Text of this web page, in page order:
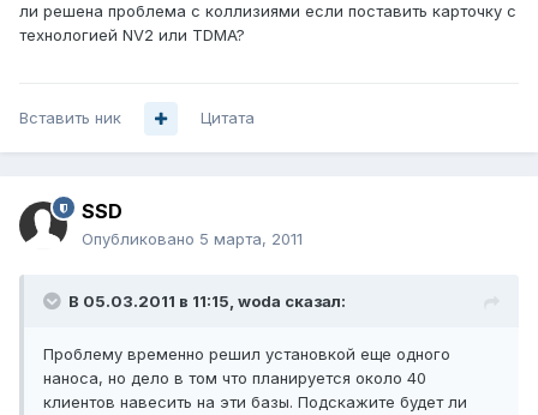
ли решена проблема с коллизиями если поставить карточку с
технологией NV2 или TDMA?
Вставить ник Цитата
SSD
Опубликовано 5 марта, 2011
В 05.03.2011 в 11:15, woda сказал:
Проблему временно решил установкой еще одного
наноса, но дело в том что планируется около 40
клиентов навесить на эти базы. Подскажите будет ли